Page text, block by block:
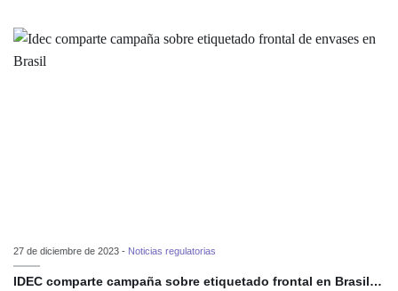
27 de diciembre de 2023 - Noticias regulatorias
IDEC comparte campaña sobre etiquetado frontal en Brasil…